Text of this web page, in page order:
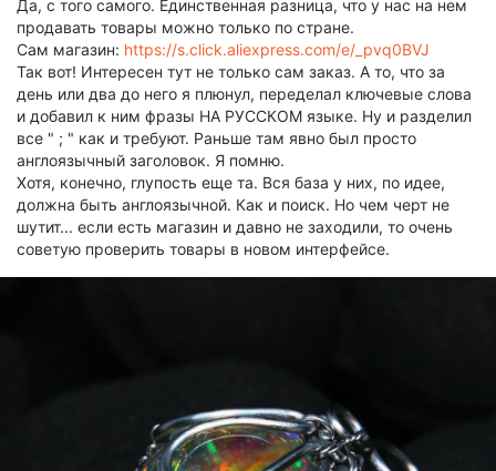
Да, с того самого. Единственная разница, что у нас на нем
продавать товары можно только по стране.
Сам магазин: https://s.click.aliexpress.com/e/_pvq0BVJ
Так вот! Интересен тут не только сам заказ. А то, что за
день или два до него я плюнул, переделал ключевые слова
и добавил к ним фразы НА РУССКОМ языке. Ну и разделил
все " ; " как и требуют. Раньше там явно был просто
англоязычный заголовок. Я помню.
Хотя, конечно, глупость еще та. Вся база у них, по идее,
должна быть англоязычной. Как и поиск. Но чем черт не
шутит... если есть магазин и давно не заходили, то очень
советую проверить товары в новом интерфейсе.